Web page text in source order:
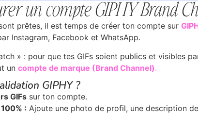
un compte GIPHY Brand
prêtes, il est temps de créer ton compte sur
Instagram, Facebook et WhatsApp.
» : pour que tes GIFs soient publics et visibles
un compte de marque (Brand Channel).
GIPHY ?
GIFs sur ton compte.
: Ajoute une photo de profil, une description